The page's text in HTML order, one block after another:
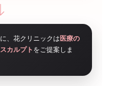
、花クリニックは医療の
カルプト をご提案しま